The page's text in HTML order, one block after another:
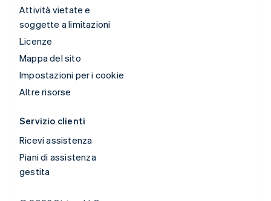
Attività vietate e
soggette a limitazioni
Licenze
Mappa del sito
Impostazioni per i cookie
Altre risorse
Servizio clienti
Ricevi assistenza
Piani di assistenza
gestita